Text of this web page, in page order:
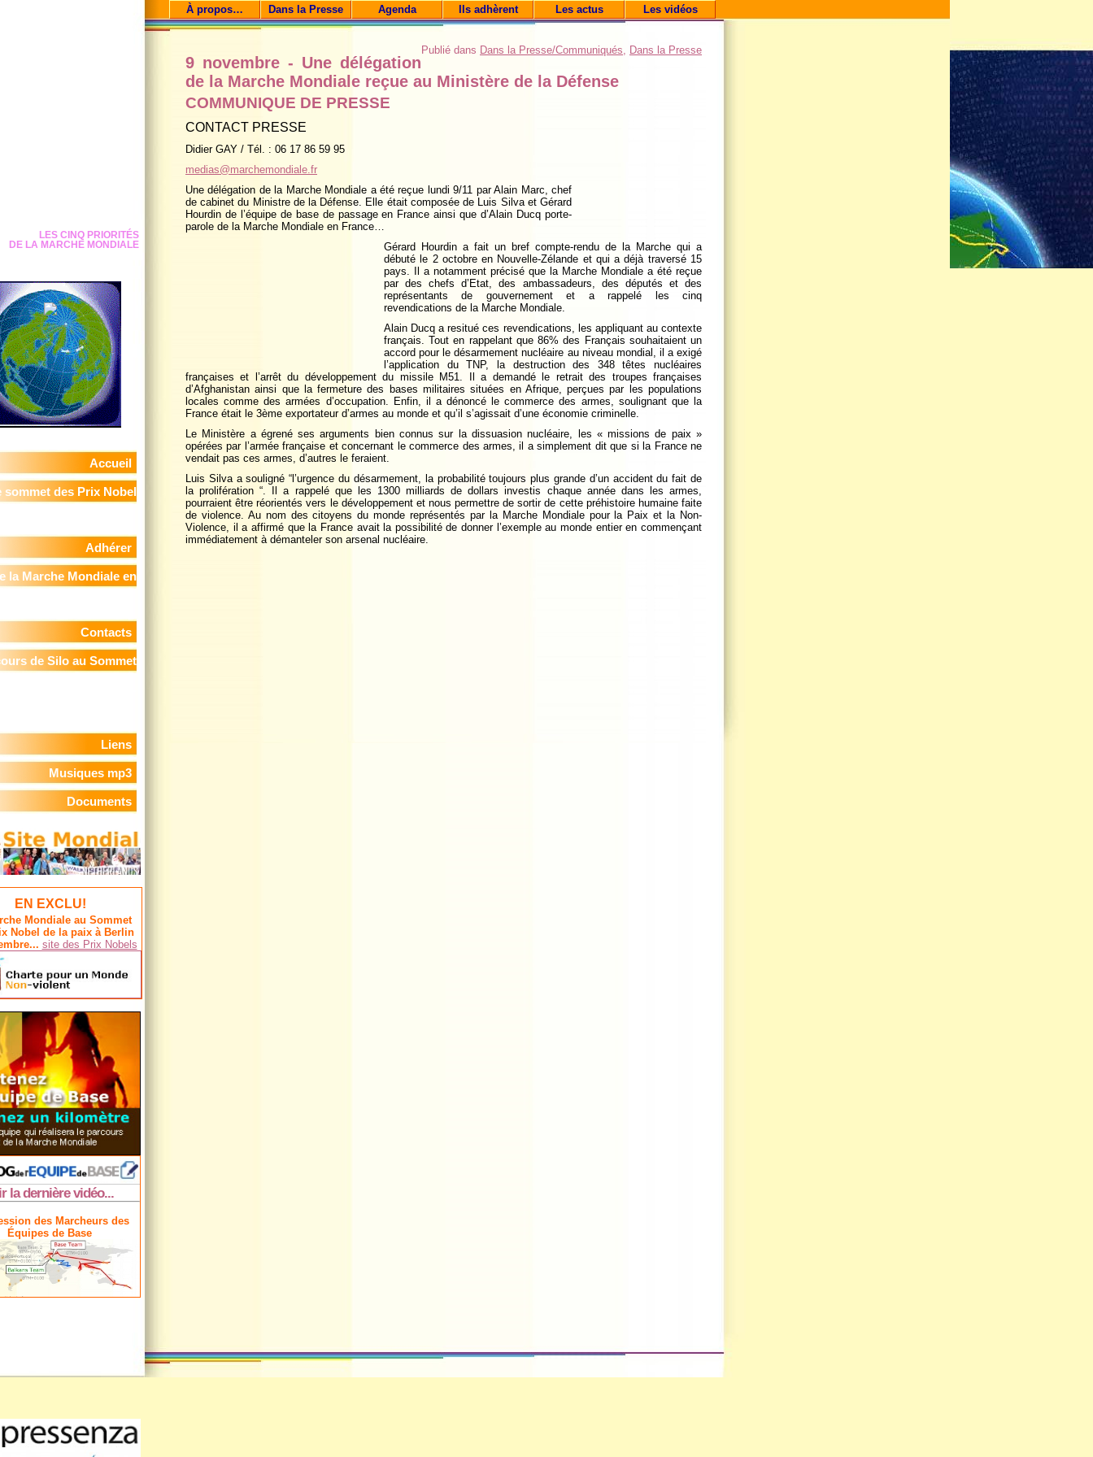
À propos… Dans la Presse Agenda Ils adhèrent Les actus Les vidéos
LES CINQ PRIORITÉS
DE LA MARCHE MONDIALE
Accueil
sommet des Prix Nobel
Adhérer
la Marche Mondiale en
Contacts
de Silo au Sommet
Liens
Musiques mp3
Documents
EN EXCLU!
Mondiale au Sommet
Nobel de la paix à Berlin
site des Prix Nobels
la dernière vidéo...
des Marcheurs des
Équipes de Base
Publié dans Dans la Presse/Communiqués, Dans la Presse
9 novembre - Une délégation
de la Marche Mondiale reçue au Ministère de la Défense
COMMUNIQUE DE PRESSE
CONTACT PRESSE
Didier GAY / Tél. : 06 17 86 59 95
medias@marchemondiale.fr
Une délégation de la Marche Mondiale a été reçue lundi 9/11 par Alain Marc, chef
de cabinet du Ministre de la Défense. Elle était composée de Luis Silva et Gérard
Hourdin de l’équipe de base de passage en France ainsi que d’Alain Ducq porte-
parole de la Marche Mondiale en France…
Gérard Hourdin a fait un bref compte-rendu de la Marche qui a
débuté le 2 octobre en Nouvelle-Zélande et qui a déjà traversé 15
pays. Il a notamment précisé que la Marche Mondiale a été reçue
par des chefs d’Etat, des ambassadeurs, des députés et des
représentants de gouvernement et a rappelé les cinq
revendications de la Marche Mondiale.
Alain Ducq a resitué ces revendications, les appliquant au contexte
français. Tout en rappelant que 86% des Français souhaitaient un
accord pour le désarmement nucléaire au niveau mondial, il a exigé
l’application du TNP, la destruction des 348 têtes nucléaires
françaises et l’arrêt du développement du missile M51. Il a demandé le retrait des troupes françaises
d’Afghanistan ainsi que la fermeture des bases militaires situées en Afrique, perçues par les populations
locales comme des armées d’occupation. Enfin, il a dénoncé le commerce des armes, soulignant que la
France était le 3ème exportateur d’armes au monde et qu’il s’agissait d’une économie criminelle.
Le Ministère a égrené ses arguments bien connus sur la dissuasion nucléaire, les « missions de paix »
opérées par l’armée française et concernant le commerce des armes, il a simplement dit que si la France ne
vendait pas ces armes, d’autres le feraient.
Luis Silva a souligné “l’urgence du désarmement, la probabilité toujours plus grande d’un accident du fait de
la prolifération “. Il a rappelé que les 1300 milliards de dollars investis chaque année dans les armes,
pourraient être réorientés vers le développement et nous permettre de sortir de cette préhistoire humaine faite
de violence. Au nom des citoyens du monde représentés par la Marche Mondiale pour la Paix et la Non-
Violence, il a affirmé que la France avait la possibilité de donner l’exemple au monde entier en commençant
immédiatement à démanteler son arsenal nucléaire.